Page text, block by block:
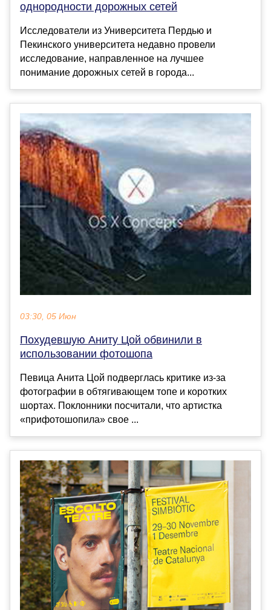
однородности дорожных сетей
Исследователи из Университета Пердью и
Пекинского университета недавно провели
исследование, направленное на лучшее
понимание дорожных сетей в города...
03:30, 05 Июн
Похудевшую Аниту Цой обвинили в
использовании фотошопа
Певица Анита Цой подверглась критике из-за
фотографии в обтягивающем топе и коротких
шортах. Поклонники посчитали, что артистка
«прифотошопила» свое ...